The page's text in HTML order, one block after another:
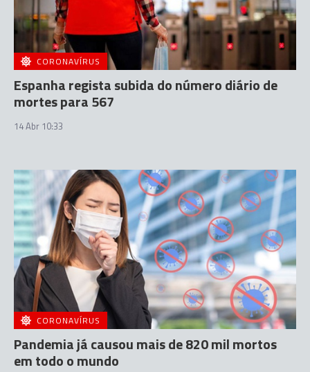
CORONAVÍRUS
Espanha regista subida do número diário de
mortes para 567
14 Abr 10:33
CORONAVÍRUS
Pandemia já causou mais de 820 mil mortos
em todo o mundo